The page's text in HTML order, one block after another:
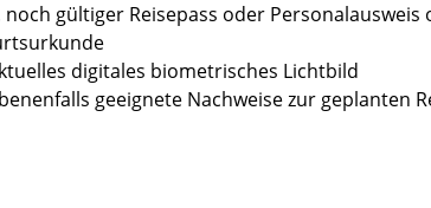
gültiger Reisepass oder
digitales biometrisches Lichtbild
geeignete Nachweise zur geplanten